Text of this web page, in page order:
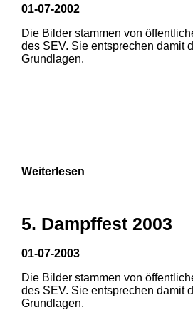
01-07-2002
Die Bilder stammen von
des SEV. Sie entsprechen damit
Grundlagen.
Weiterlesen
5. Dampffest 2003
01-07-2003
Die Bilder stammen von
des SEV. Sie entsprechen damit
Grundlagen.